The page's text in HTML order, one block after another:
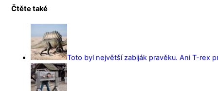
Čtěte také
Toto byl největší zabiják pravěku. Ani T-rex